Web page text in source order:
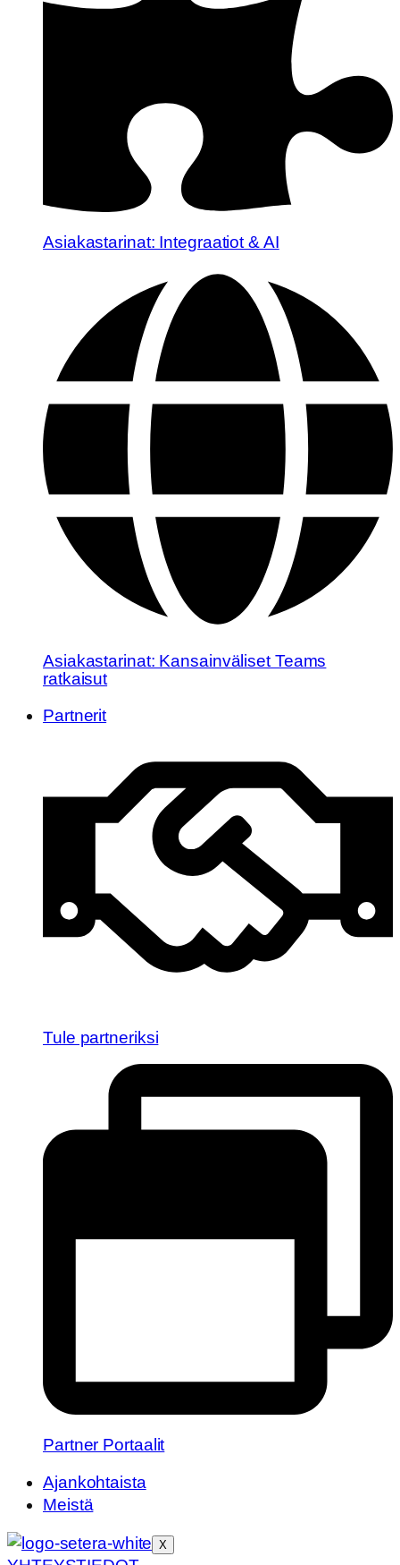
Asiakastarinat: Integraatiot & AI
Asiakastarinat: Kansainväliset Teams
ratkaisut
Partnerit
Tule partneriksi
Partner Portaalit
Ajankohtaista
Meistä
X